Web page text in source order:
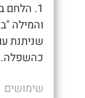
1. הלחם
והמילה
שניתנת
כהשפלה.
שימושים